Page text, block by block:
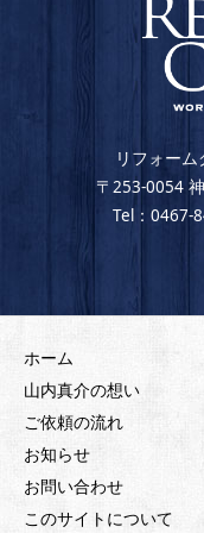
リフォー
〒253-0054
Tel：0467-
ホーム
山内真介の想い
ご依頼の流れ
お知らせ
お問い合わせ
このサイトについて